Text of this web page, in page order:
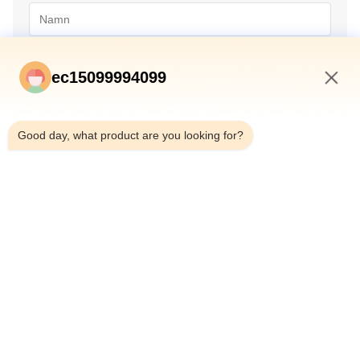
ec15099994099
Good day, what product are you looking for?